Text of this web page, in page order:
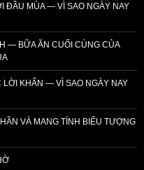
ĐẦU MÙA — VÌ SAO NGÀY NAY
— BỮA ĂN CUỐI CÙNG CỦA
LỜI KHẤN — VÌ SAO NGÀY NAY
VÀ MANG TÍNH BIỂU TƯỢNG